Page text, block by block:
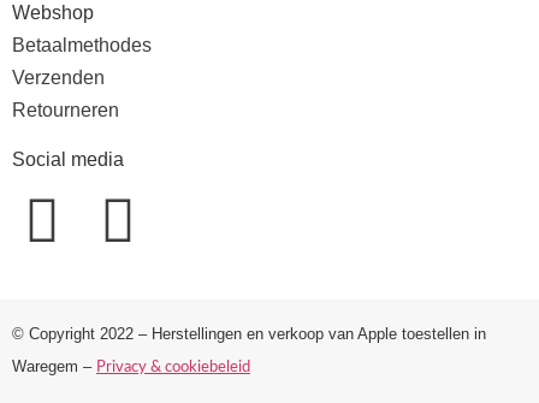
Webshop
Betaalmethodes
Verzenden
Retourneren
Social media
© Copyright 2022 – Herstellingen en verkoop van Apple toestellen in
Waregem – Privacy & cookiebeleid